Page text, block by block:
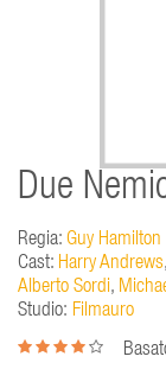
Due
Regia: Guy Hamilton
Cast: Harry Andrews,
Alberto Sordi,
Studio: Filmauro